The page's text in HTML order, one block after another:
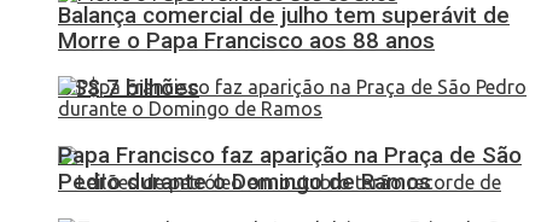
Balança comercial de julho tem superávit de
US$ 7 bilhões
Morre o Papa Francisco aos 88 anos
Papa Francisco faz aparição na Praça de São
Pedro durante o Domingo de Ramos